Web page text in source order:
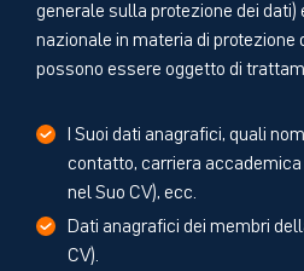
generale sulla protezione dei
nazionale in materia di protezione
possono essere oggetto di
I Suoi dati anagrafici, quali
contatto, carriera
nel Suo CV), ecc.
Dati anagrafici dei membri
CV).